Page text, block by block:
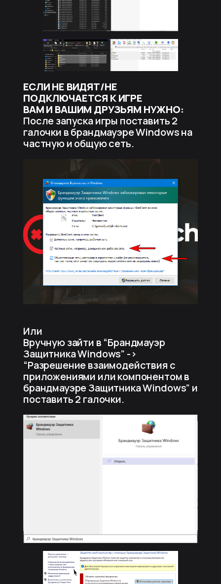
ЕСЛИ НЕ ВИДЯТ/НЕ
ПОДКЛЮЧАЕТСЯ К ИГРЕ
ВАМ И ВАШИМ ДРУЗЬЯМ НУЖНО:
После запуска игры поставить 2
галочки в брандмауэре Windows на
частную и общую сеть.
Или
Вручную зайти в “Брандмауэр
Защитника Windows” ->
“Разрешение взаимодействия с
приложениями или компонентом в
брандмауэре Защитника Windows” и
поставить 2 галочки.